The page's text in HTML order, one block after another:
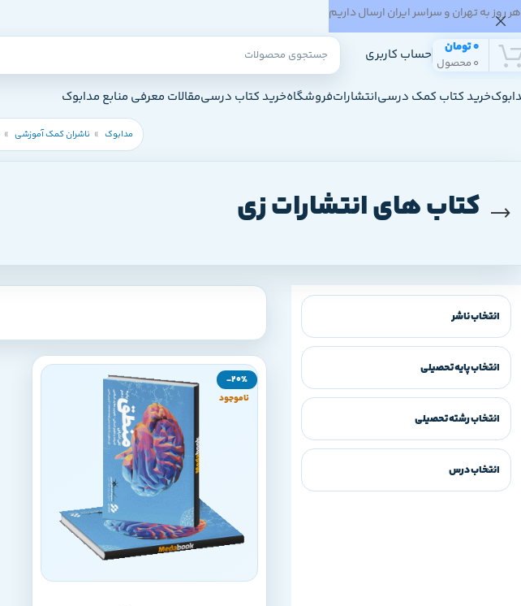
0 محصول
0تومان حساب کاربری
خرید کتاب کمک درسیانتشاراتفروشگاهخرید کتاب درسیمقالات معرفی منابع مدابوک
مدابوک ناشران کمک آموزشی
کتاب های انتشارات زی
انتخاب ناشر
انتخاب پایه تحصیلی
انتخاب رشته تحصیلی
انتخاب درس
-20%
ناموجود
هر روز به تهران و سراسر ایران ارسال داریم